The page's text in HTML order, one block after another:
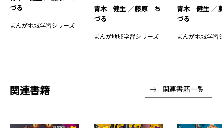
づる
まんが地域学習シリーズ
青木 健生
藤原 ち
づる
まんが地域学習シリーズ
青木 健生
づる
まんが地域学習
関連書籍 関連書籍一覧